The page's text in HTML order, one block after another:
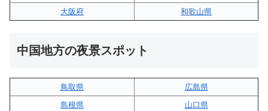
大阪府
和歌山県
中国地方の夜景スポット
鳥取県
広島県
島根県
山口県